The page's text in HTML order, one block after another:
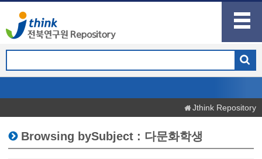
Jthink Repository
Browsing bySubject : 다문화학생